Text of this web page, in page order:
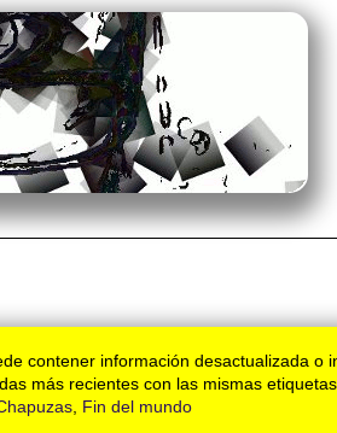
contener información desactualizada o
más recientes con las mismas
Fin del mundo